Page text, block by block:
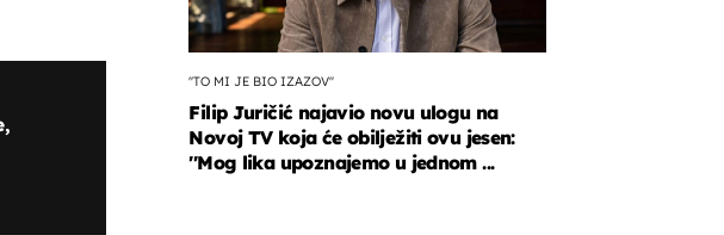
''TO MI JE BIO IZAZOV''
Filip Juričić najavio novu ulogu na
Novoj TV koja će obilježiti ovu jesen:
''Mog lika upoznajemo u jednom ...